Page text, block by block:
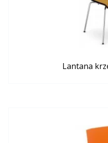
Lantana